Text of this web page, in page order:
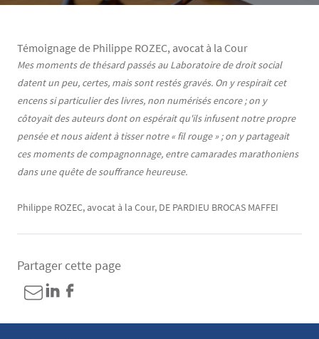
Témoignage de Philippe ROZEC, avocat à la Cour
Contenu
Texte
Mes moments de thésard passés au Laboratoire de droit social
datent un peu, certes, mais sont restés gravés. On y respirait cet
encens si particulier des livres, non numérisés encore ; on y
côtoyait des auteurs dont on espérait qu'ils infusent notre propre
pensée et nous aident à tisser notre « fil rouge » ; on y partageait
ces moments de compagnonnage, entre camarades marathoniens
dans une quête de souffrance heureuse.
Philippe ROZEC, avocat à la Cour, DE PARDIEU BROCAS MAFFEI
Partager cette page